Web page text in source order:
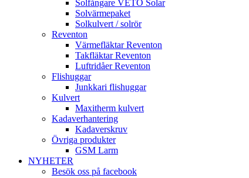
Solfångare VETO Solar
Solvärmepaket
Solkulvert / solrör
Reventon
Värmefläktar Reventon
Takfläktar Reventon
Luftridåer Reventon
Flishuggar
Junkkari flishuggar
Kulvert
Maxitherm kulvert
Kadaverhantering
Kadaverskruv
Övriga produkter
GSM Larm
NYHETER
Besök oss på facebook